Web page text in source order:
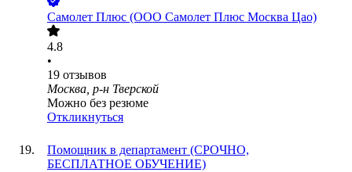
Самолет Плюс (ООО Самолет Плюс Москва Цао)
4.8
•
19 отзывов
Москва, р-н Тверской
Можно без резюме
Откликнуться
Помощник в департамент (СРОЧНО,
БЕСПЛАТНОЕ ОБУЧЕНИЕ)